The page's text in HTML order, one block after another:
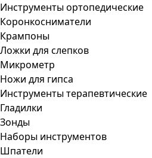
Инструменты ортопедические
Коронкосниматели
Крампоны
Ложки для слепков
Микрометр
Ножи для гипса
Инструменты терапевтические
Гладилки
Зонды
Наборы инструментов
Шпатели